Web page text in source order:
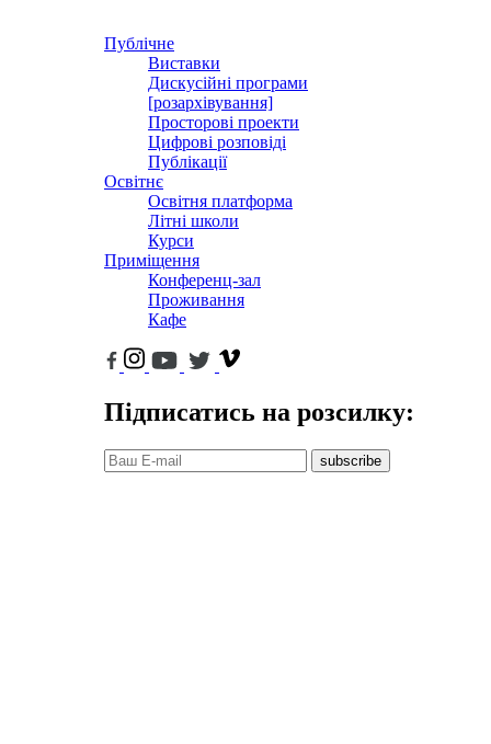
Публічне
Виставки
Дискусійні програми
[розархівування]
Просторові проекти
Цифрові розповіді
Публікації
Освітнє
Освітня платформа
Літні школи
Курси
Приміщення
Конференц-зал
Проживання
Кафе
Підписатись на розсилку:
subscribe